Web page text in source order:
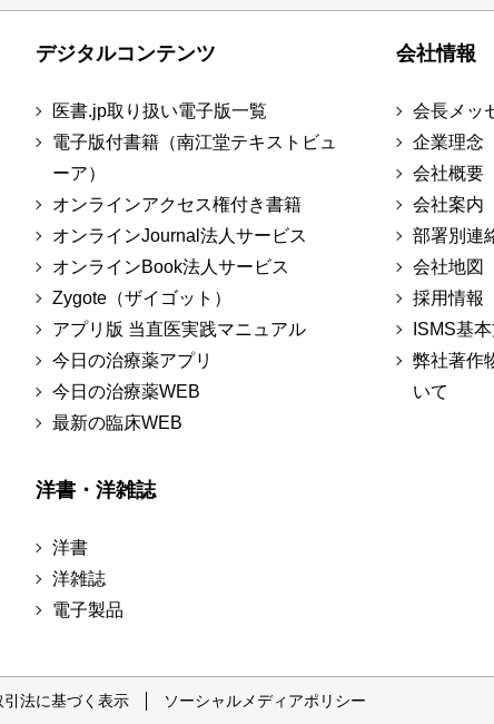
デジタルコンテンツ
医書.jp取り扱い電子版一覧
電子版付書籍（南江堂テキストビュ
ーア）
オンラインアクセス権付き書籍
オンラインJournal法人サービス
オンラインBook法人サービス
Zygote（ザイゴット）
アプリ版 当直医実践マニュアル
今日の治療薬アプリ
今日の治療薬WEB
最新の臨床WEB
洋書・洋雑誌
洋書
洋雑誌
電子製品
会社情報
会長メッ
企業理念
会社概要
会社案内
部署別連
会社地図
採用情報
ISMS基
弊社著作
いて
引法に基づく表示 ソーシャルメディアポリシー